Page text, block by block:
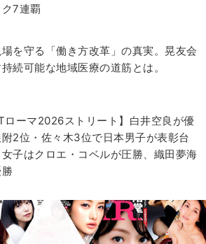
ク7連覇
を守る「働き方改革」の真実。晃友会
続可能な地域医療の道筋とは。
ローマ2026ストリート】白井空良が優
2位・佐々木3位で日本男子が表彰台
子はクロエ・コベルが圧勝、織田夢海